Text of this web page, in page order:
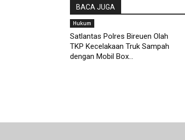
BACA JUGA
Hukum
Satlantas Polres Bireuen Olah
TKP Kecelakaan Truk Sampah
dengan Mobil Box...